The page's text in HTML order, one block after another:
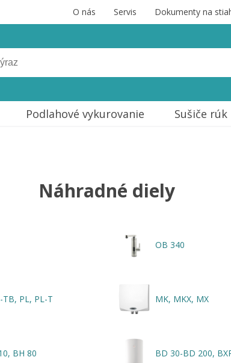
O nás Servis Dokumenty na
Podlahové vykurovanie Sušiče rúk
Náhradné diely
OB 340
PL, PL-T MK, MKX, MX
BH 80 BD 30-BD 200,